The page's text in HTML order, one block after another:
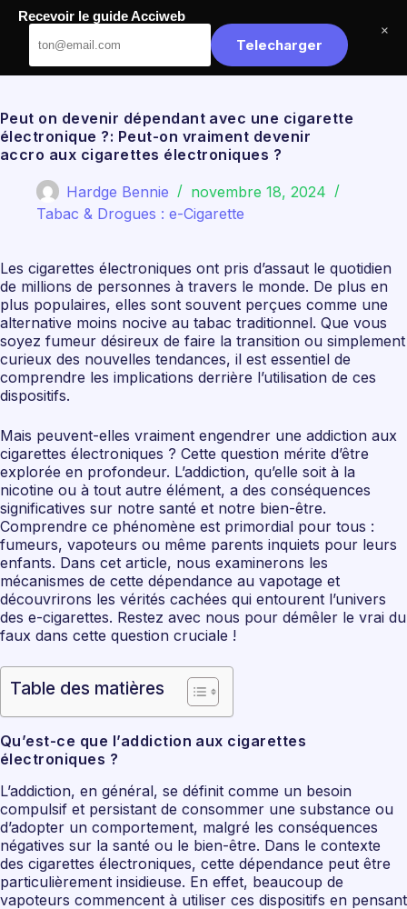
Passer
contenu
Peut on devenir dépendant avec une cigarette
électronique ?: Peut-on vraiment devenir
accro aux cigarettes électroniques ?
Hardge Bennie
novembre 18, 2024
Tabac & Drogues : e-Cigarette
Les cigarettes électroniques ont pris d’assaut le quotidien
de millions de personnes à travers le monde. De plus en
plus populaires, elles sont souvent perçues comme une
alternative moins nocive au tabac traditionnel. Que vous
soyez fumeur désireux de faire la transition ou simplement
curieux des nouvelles tendances, il est essentiel de
comprendre les implications derrière l’utilisation de ces
dispositifs.
Mais peuvent-elles vraiment engendrer une addiction aux
cigarettes électroniques ? Cette question mérite d’être
explorée en profondeur. L’addiction, qu’elle soit à la
nicotine ou à tout autre élément, a des conséquences
significatives sur notre santé et notre bien-être.
Comprendre ce phénomène est primordial pour tous :
fumeurs, vapoteurs ou même parents inquiets pour leurs
enfants. Dans cet article, nous examinerons les
mécanismes de cette dépendance au vapotage et
découvrirons les vérités cachées qui entourent l’univers
des e-cigarettes. Restez avec nous pour démêler le vrai du
faux dans cette question cruciale !
Table des matières
Qu’est-ce que l’addiction aux cigarettes
électroniques ?
L’addiction, en général, se définit comme un besoin
compulsif et persistant de consommer une substance ou
d’adopter un comportement, malgré les conséquences
négatives sur la santé ou le bien-être. Dans le contexte
des cigarettes électroniques, cette dépendance peut être
particulièrement insidieuse. En effet, beaucoup de
vapoteurs commencent à utiliser ces dispositifs en pensant
Recevoir le guide Acciweb
Telecharger
×